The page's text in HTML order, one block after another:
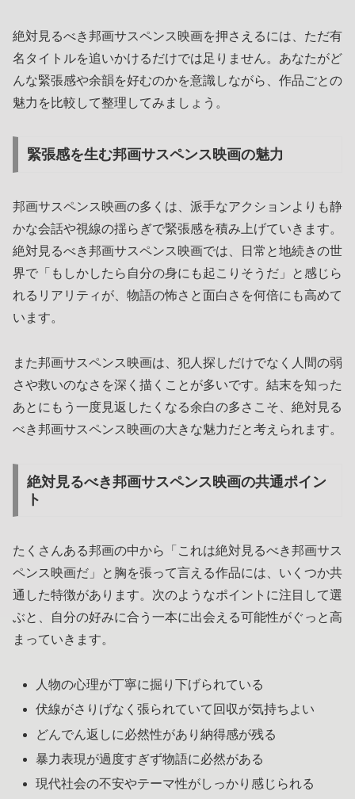
絶対見るべき邦画サスペンス映画を押さえるには、ただ有
名タイトルを追いかけるだけでは足りません。あなたがど
んな緊張感や余韻を好むのかを意識しながら、作品ごとの
魅力を比較して整理してみましょう。
緊張感を生む邦画サスペンス映画の魅力
邦画サスペンス映画の多くは、派手なアクションよりも静
かな会話や視線の揺らぎで緊張感を積み上げていきます。
絶対見るべき邦画サスペンス映画では、日常と地続きの世
界で「もしかしたら自分の身にも起こりそうだ」と感じら
れるリアリティが、物語の怖さと面白さを何倍にも高めて
います。
また邦画サスペンス映画は、犯人探しだけでなく人間の弱
さや救いのなさを深く描くことが多いです。結末を知った
あとにもう一度見返したくなる余白の多さこそ、絶対見る
べき邦画サスペンス映画の大きな魅力だと考えられます。
絶対見るべき邦画サスペンス映画の共通ポイン
ト
たくさんある邦画の中から「これは絶対見るべき邦画サス
ペンス映画だ」と胸を張って言える作品には、いくつか共
通した特徴があります。次のようなポイントに注目して選
ぶと、自分の好みに合う一本に出会える可能性がぐっと高
まっていきます。
人物の心理が丁寧に掘り下げられている
伏線がさりげなく張られていて回収が気持ちよい
どんでん返しに必然性があり納得感が残る
暴力表現が過度すぎず物語に必然がある
現代社会の不安やテーマ性がしっかり感じられる